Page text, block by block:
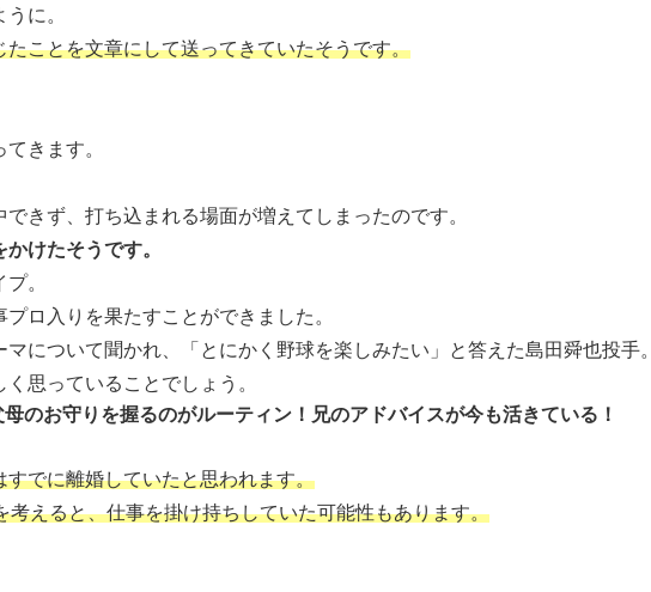
に。
ことを文章にして送ってきていたそうです。
きます。
きず、打ち込まれる場面が増えてしまったのです。
けたそうです。
。
ロ入りを果たすことができました。
について聞かれ、「とにかく野球を楽しみたい」と答えた島田舜也投手。
思っていることでしょう。
のお守りを握るのがルーティン！兄のアドバイスが今も活きている！
でに離婚していたと思われます。
えると、仕事を掛け持ちしていた可能性もあります。